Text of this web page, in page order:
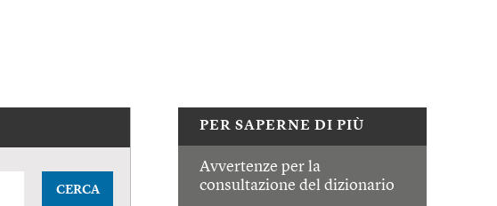
PER SAPERNE DI PIÙ
Avvertenze per la
consultazione del dizionario
CERCA